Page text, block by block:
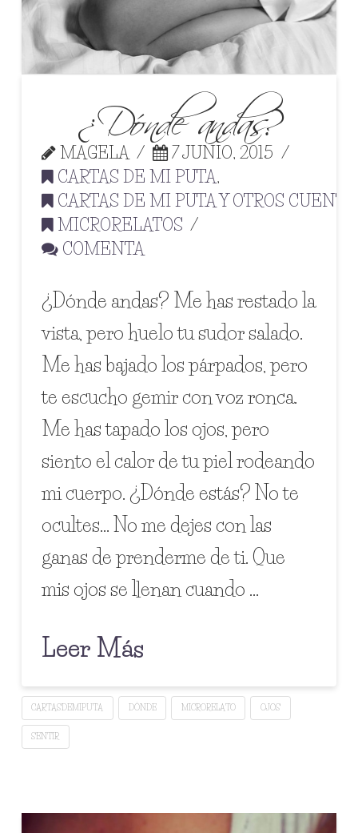
¿Dónde andas?
MAGELA
7 JUNIO, 2015
CARTAS DE MI PUTA,
CARTAS DE MI PUTA Y OTROS
MICRORELATOS
COMENTA
¿Dónde andas? Me has restado la
vista, pero huelo tu sudor salado.
Me has bajado los párpados, pero
te escucho gemir con voz ronca.
Me has tapado los ojos, pero
siento el calor de tu piel rodeando
mi cuerpo. ¿Dónde estás? No te
ocultes… No me dejes con las
ganas de prenderme de ti. Que
mis ojos se llenan cuando …
Leer Más
CARTASDEMIPUTA DÓNDE MICRORELATO OJOS
SENTIR